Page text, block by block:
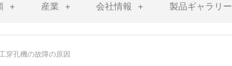
産業 会社情報 製品ギャラリー
穿孔機の故障の原因